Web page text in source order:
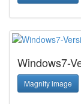
Windows7-
Magnify image